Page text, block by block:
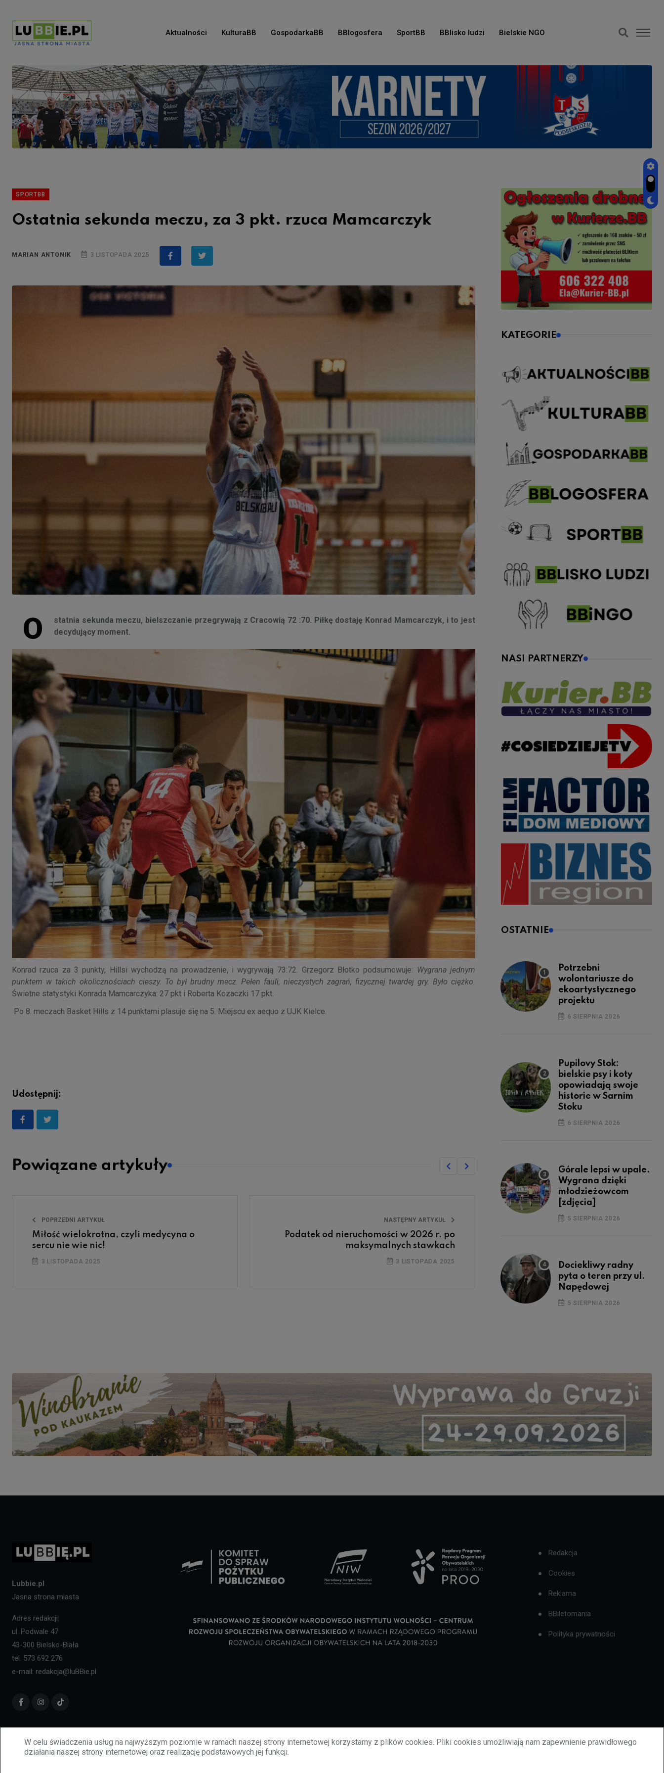
W celu świadczenia usług na najwyższym poziomie w ramach naszej strony internetowej korzystamy z plików cookies. Pliki cookies umożliwiają nam zapewnienie prawidłowego
działania naszej strony internetowej oraz realizację podstawowych jej funkcji.
Aktualności KulturaBB GospodarkaBB BBlogosfera SportBB BBlisko ludzi Bielskie NGO
SPORTBB
Ostatnia sekunda meczu, za 3 pkt. rzuca Mamcarczyk
MARIAN ANTONIK 3 LISTOPADA 2025
O
statnia sekunda meczu, bielszczanie przegrywają z Cracowią 72 :70. Piłkę dostaję Konrad Mamcarczyk, i to jest
decydujący moment.
Konrad rzuca za 3 punkty, Hillsi wychodzą na prowadzenie, i wygrywają 73:72. Grzegorz Błotko podsumowuje: Wygrana jednym
punktem w takich okolicznościach cieszy. To był brudny mecz. Pełen fauli, nieczystych zagrań, fizycznej twardej gry. Było ciężko.
Świetne statystyki Konrada Mamcarczyka: 27 pkt i Roberta Kozaczki 17 pkt.
Po 8. meczach Basket Hills z 14 punktami plasuje się na 5. Miejscu ex aequo z UJK Kielce.
Udostępnij:
Powiązane artykuły
POPRZEDNI ARTYKUŁ
Miłość wielokrotna, czyli medycyna o
sercu nie wie nic!
3 LISTOPADA 2025
NASTĘPNY ARTYKUŁ
Podatek od nieruchomości w 2026 r. po
maksymalnych stawkach
3 LISTOPADA 2025
KATEGORIE
NASI PARTNERZY
OSTATNIE
Potrzebni
wolontariusze do
ekoartystycznego
projektu
6 SIERPNIA 2026
Pupilovy Stok:
bielskie psy i koty
opowiadają swoje
historie w Sarnim
Stoku
6 SIERPNIA 2026
Górale lepsi w upale.
Wygrana dzięki
młodzieżowcom
[zdjęcia]
5 SIERPNIA 2026
Dociekliwy radny
pyta o teren przy ul.
Napędowej
5 SIERPNIA 2026
Lubbie.pl
Jasna strona miasta
Adres redakcji:
ul. Podwale 47
43-300 Bielsko-Biała
tel. 573 692 276
e-mail: redakcja@luBBie.pl
Redakcja
Cookies
Reklama
BBiletomania
Polityka prywatności